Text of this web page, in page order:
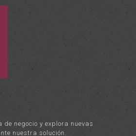
de negocio y explora nuevas
nuestra solución.